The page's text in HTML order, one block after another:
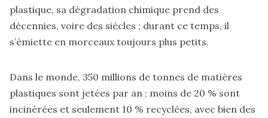
plastique, sa dégradation chimique prend des
décennies, voire des siècles ; durant ce temps, il
s’émiette en morceaux toujours plus petits.
Dans le monde, 350 millions de tonnes de matières
plastiques sont jetées par an ; moins de 20 % sont
incinérées et seulement 10 % recyclées, avec bien des